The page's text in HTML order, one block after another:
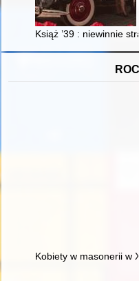
Książ ’39 : niewinnie
Kobiety w masonerii w